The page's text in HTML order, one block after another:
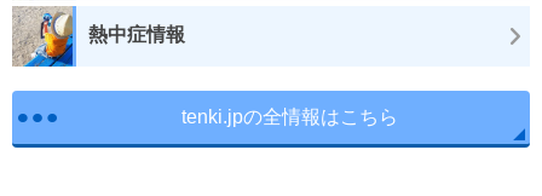
熱中症情報
tenki.jpの全情報はこちら